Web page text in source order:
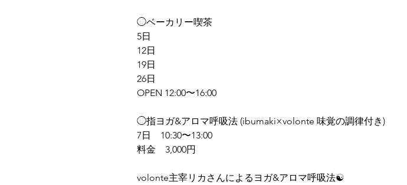
◯ベーカリー喫茶
5日
12日
19日
26日
OPEN 12:00〜16:00
◯指ヨガ&アロマ呼吸法 (ibumaki×volonte 味覚の調律付き)
7日　10:30〜13:00
料金　3,000円
volonte主宰リカさんによるヨガ&アロマ呼吸法☯️